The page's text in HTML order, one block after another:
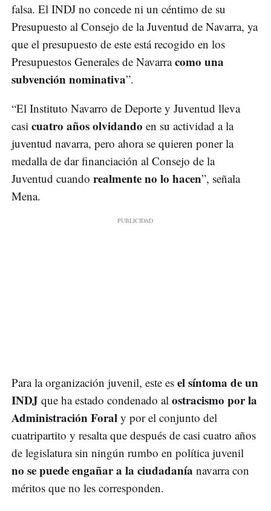
falsa. El INDJ no concede ni un céntimo de su
Presupuesto al Consejo de la Juventud de Navarra, ya
que el presupuesto de este está recogido en los
Presupuestos Generales de Navarracomo una
subvención nominativa”.
“El Instituto Navarro de Deporte y Juventud lleva
casi cuatro años olvidando en su actividad a la
juventud navarra, pero ahora se quieren poner la
medalla de dar financiación al Consejo de la
Juventud cuando realmente no lo hacen”, señala
Mena.
Para la organización juvenil, este es el síntoma de un
INDJ que ha estado condenado al ostracismo por la
Administración Foral y por el conjunto del
cuatripartito y resalta que después de casi cuatro años
de legislatura sin ningún rumbo en política juvenil
no se puede engañar a la ciudadanía navarra con
méritos que no les corresponden.